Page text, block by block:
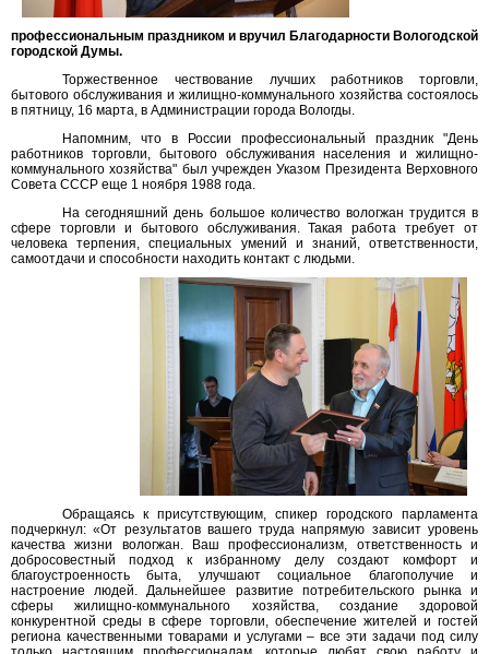
профессиональным праздником и вручил Благодарности Вологодской
городской Думы.
Торжественное чествование лучших работников торговли,
бытового обслуживания и жилищно-коммунального хозяйства состоялось
в пятницу, 16 марта, в Администрации города Вологды.
Напомним, что в России профессиональный праздник "День
работников торговли, бытового обслуживания населения и жилищно-
коммунального хозяйства" был учрежден Указом Президента Верховного
Совета СССР еще 1 ноября 1988 года.
На сегодняшний день большое количество вологжан трудится в
сфере торговли и бытового обслуживания. Такая работа требует от
человека терпения, специальных умений и знаний, ответственности,
самоотдачи и способности находить контакт с людьми.
Обращаясь к присутствующим, спикер городского парламента
подчеркнул: «От результатов вашего труда напрямую зависит уровень
качества жизни вологжан. Ваш профессионализм, ответственность и
добросовестный подход к избранному делу создают комфорт и
благоустроенность быта, улучшают социальное благополучие и
настроение людей. Дальнейшее развитие потребительского рынка и
сферы жилищно-коммунального хозяйства, создание здоровой
конкурентной среды в сфере торговли, обеспечение жителей и гостей
региона качественными товарами и услугами – все эти задачи под силу